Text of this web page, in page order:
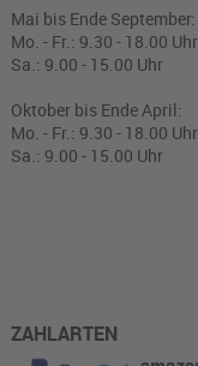
Mai bis Ende September:
Mo. - Fr.: 9.30 - 18.00 Uhr
Sa.: 9.00 - 15.00 Uhr
Oktober bis Ende April:
Mo. - Fr.: 9.30 - 18.00 Uhr
Sa.: 9.00 - 15.00 Uhr
ZAHLARTEN